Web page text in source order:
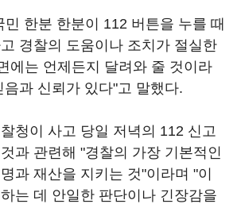
민 한분 한분이 112 버튼을 누를 때
경찰의 도움이나 조치가 절실한
에는 언제든지 달려와 줄 것이라
과 신뢰가 있다"고 말했다.
청이 사고 당일 저녁의 112 신고
과 관련해 "경찰의 가장 기본적인
과 재산을 지키는 것"이라며 "이
는 데 안일한 판단이나 긴장감을